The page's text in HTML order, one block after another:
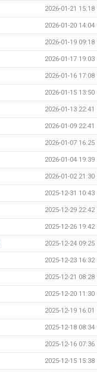
2026-01-21 15:18
2026-01-20 14:04
2026-01-19 09:18
2026-01-17 19:03
2026-01-16 17:08
2026-01-15 13:50
2026-01-13 22:41
2026-01-09 22:41
2026-01-07 16:25
2026-01-04 19:39
2026-01-02 21:30
2025-12-31 10:43
2025-12-29 22:42
2025-12-26 19:42
2025-12-24 09:25
2025-12-23 16:32
2025-12-21 08:28
2025-12-20 11:30
2025-12-19 16:01
2025-12-18 08:34
2025-12-16 07:36
2025-12-15 15:38